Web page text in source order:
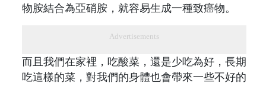
物胺結合為亞硝胺，就容易生成一種致癌物。
Advertisements
而且我們在家裡，吃酸菜，還是少吃為好，長期
吃這樣的菜，對我們的身體也會帶來一些不好的